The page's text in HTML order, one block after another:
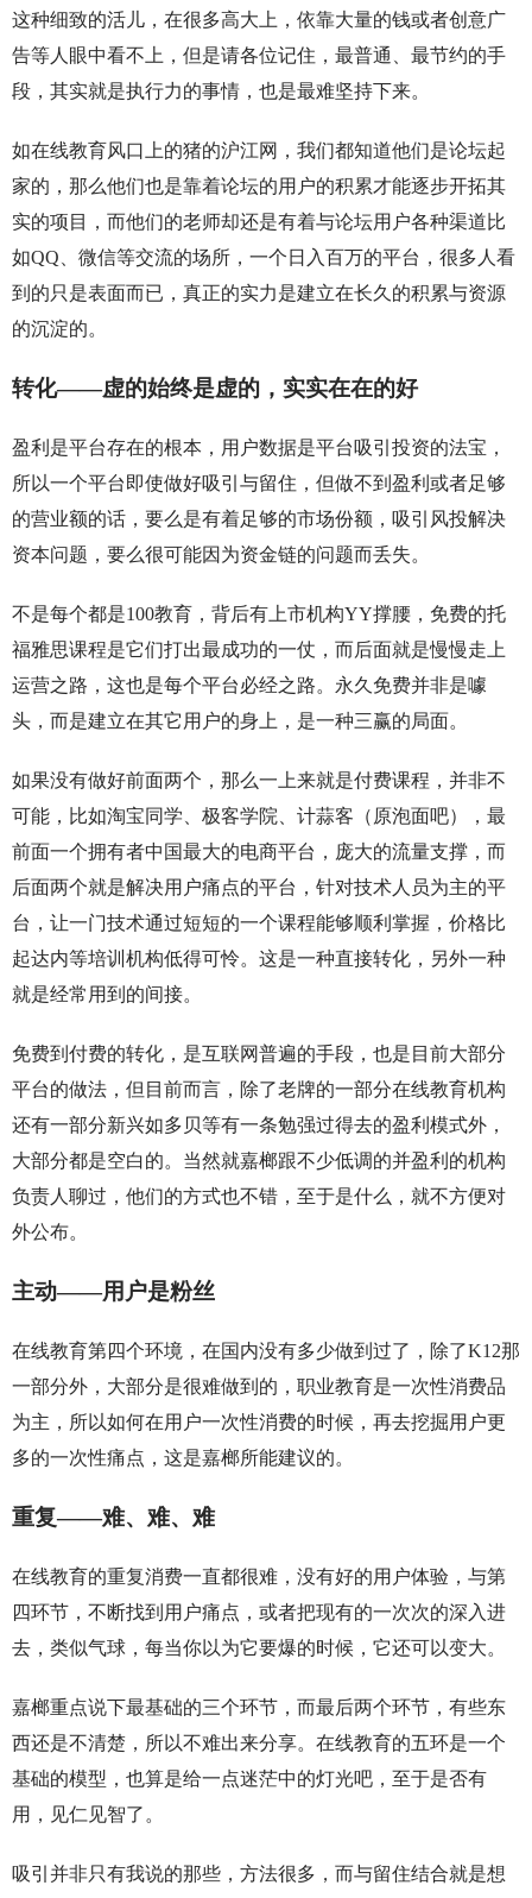
这种细致的活儿，在很多高大上，依靠大量的钱或者创意广
告等人眼中看不上，但是请各位记住，最普通、最节约的手
段，其实就是执行力的事情，也是最难坚持下来。
如在线教育风口上的猪的沪江网，我们都知道他们是论坛起
家的，那么他们也是靠着论坛的用户的积累才能逐步开拓其
实的项目，而他们的老师却还是有着与论坛用户各种渠道比
如QQ、微信等交流的场所，一个日入百万的平台，很多人看
到的只是表面而已，真正的实力是建立在长久的积累与资源
的沉淀的。
转化——虚的始终是虚的，实实在在的好
盈利是平台存在的根本，用户数据是平台吸引投资的法宝，
所以一个平台即使做好吸引与留住，但做不到盈利或者足够
的营业额的话，要么是有着足够的市场份额，吸引风投解决
资本问题，要么很可能因为资金链的问题而丢失。
不是每个都是100教育，背后有上市机构YY撑腰，免费的托
福雅思课程是它们打出最成功的一仗，而后面就是慢慢走上
运营之路，这也是每个平台必经之路。永久免费并非是噱
头，而是建立在其它用户的身上，是一种三赢的局面。
如果没有做好前面两个，那么一上来就是付费课程，并非不
可能，比如淘宝同学、极客学院、计蒜客（原泡面吧），最
前面一个拥有者中国最大的电商平台，庞大的流量支撑，而
后面两个就是解决用户痛点的平台，针对技术人员为主的平
台，让一门技术通过短短的一个课程能够顺利掌握，价格比
起达内等培训机构低得可怜。这是一种直接转化，另外一种
就是经常用到的间接。
免费到付费的转化，是互联网普遍的手段，也是目前大部分
平台的做法，但目前而言，除了老牌的一部分在线教育机构
还有一部分新兴如多贝等有一条勉强过得去的盈利模式外，
大部分都是空白的。当然就嘉榔跟不少低调的并盈利的机构
负责人聊过，他们的方式也不错，至于是什么，就不方便对
外公布。
主动——用户是粉丝
在线教育第四个环境，在国内没有多少做到过了，除了K12那
一部分外，大部分是很难做到的，职业教育是一次性消费品
为主，所以如何在用户一次性消费的时候，再去挖掘用户更
多的一次性痛点，这是嘉榔所能建议的。
重复——难、难、难
在线教育的重复消费一直都很难，没有好的用户体验，与第
四环节，不断找到用户痛点，或者把现有的一次次的深入进
去，类似气球，每当你以为它要爆的时候，它还可以变大。
嘉榔重点说下最基础的三个环节，而最后两个环节，有些东
西还是不清楚，所以不难出来分享。在线教育的五环是一个
基础的模型，也算是给一点迷茫中的灯光吧，至于是否有
用，见仁见智了。
吸引并非只有我说的那些，方法很多，而与留住结合就是想